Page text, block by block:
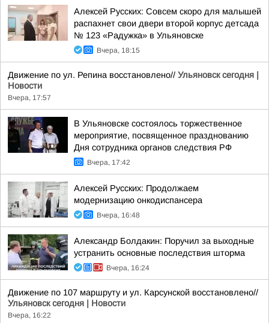
Алексей Русских: Совсем скоро для малышей
распахнет свои двери второй корпус детсада
№ 123 «Радужка» в Ульяновске
Вчера, 18:15
Движение по ул. Репина восстановлено// Ульяновск сегодня |
Новости
Вчера, 17:57
В Ульяновске состоялось торжественное
мероприятие, посвященное празднованию
Дня сотрудника органов следствия РФ
Вчера, 17:42
Алексей Русских: Продолжаем
модернизацию онкодиспансера
Вчера, 16:48
Александр Болдакин: Поручил за выходные
устранить основные последствия шторма
Вчера, 16:24
Движение по 107 маршруту и ул. Карсунской восстановлено//
Ульяновск сегодня | Новости
Вчера, 16:22